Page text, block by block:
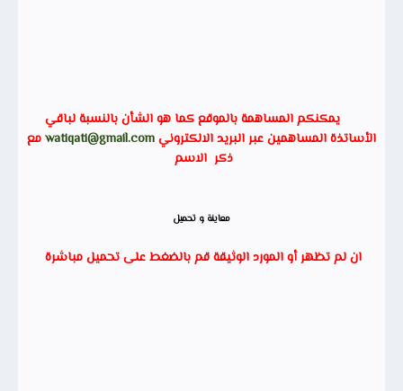
يمكنكم المساهمة بالموقع كما هو الشأن بالنسبة لباقي
الأساتذة المساهمين عبر البريد الالكترونيwatiqati@gmail.comمع
ذكر الاسم
معاينة و تحميل
ان لم تظهر أو المورد الوثيقة قم بالضغط على تحميل مباشرة